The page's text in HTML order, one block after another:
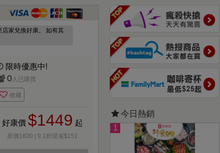
店家兌換好康。 如有其
限時優惠中!
0人已購買
收藏
好康價 $1449 起
原價1600 | 9.1折現省$151
今日熱銷
1